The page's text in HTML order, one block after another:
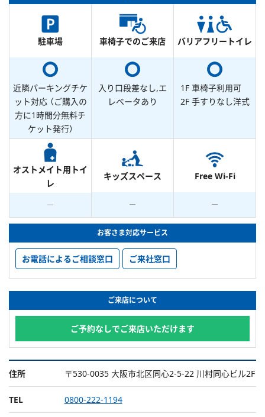
駐車場
近隣パーキングチケ
ット対応 （ご購入の
方に1時間分無料チ
ケット発行）
車椅子でのご来店
入り口段差なし,エ
レベータあり
バリアフリートイレ
1F 車椅子利用可
2F 手すりなし洋式
オストメイト用トイ
レ
キッズスペース Free Wi-Fi
お客さま対応サービス
お電話によるご相談窓口 ご来社窓口
ご来店について
ご予約なしでご来店いただけます
住所 〒530-0035 大阪市北区同心2-5-22 川村同心ビル2F
TEL 0800-222-1194